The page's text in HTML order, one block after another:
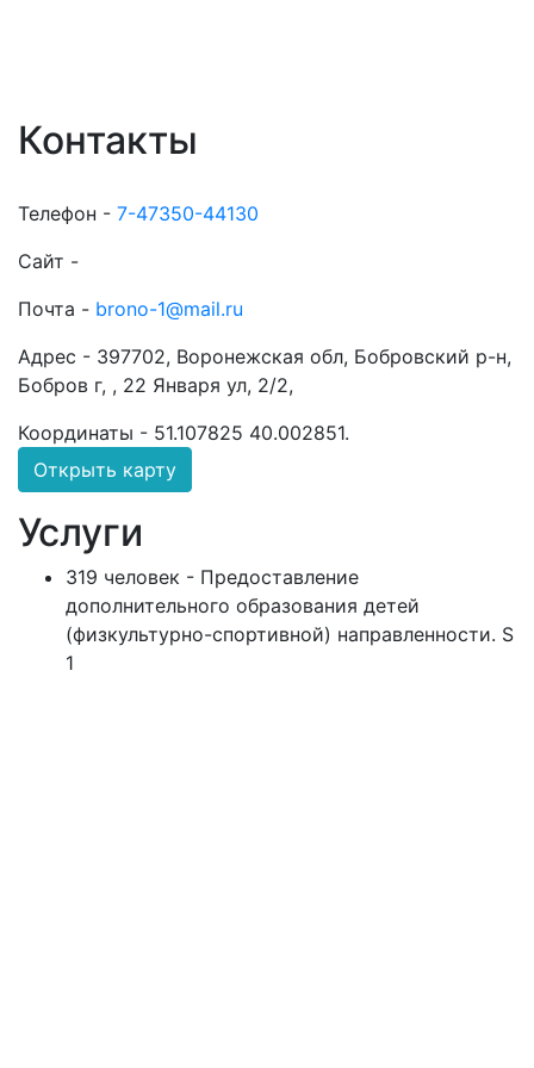
Контакты
Телефон - 7-47350-44130
Сайт -
Почта - brono-1@mail.ru
Адрес - 397702, Воронежская обл, Бобровский р-н,
Бобров г, , 22 Января ул, 2/2,
Координаты - 51.107825 40.002851.
Открыть карту
Услуги
319 человек - Предоставление
дополнительного образования детей
(физкультурно-спортивной) направленности. S
1